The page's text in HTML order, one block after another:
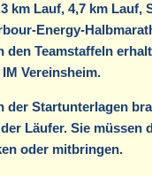
km Lauf, 4,7 km Lauf,
Energy-
den Teamstaffeln
Vereinsheim.
der Startunterlagen
Läufer. Sie müssen
oder mitbringen.